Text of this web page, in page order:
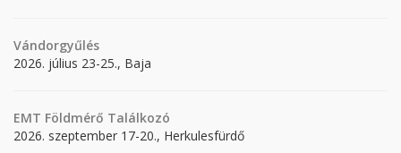
Vándorgyűlés
2026. július 23-25., Baja
EMT Földmérő Találkozó
2026. szeptember 17-20., Herkulesfürdő